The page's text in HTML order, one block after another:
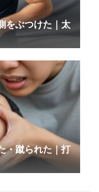
をぶつけた｜太
・蹴られた｜打